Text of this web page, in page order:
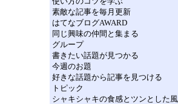
素敵な記事を毎月更新
はてなブログAWARD
同じ興味の仲間と集まる
グループ
書きたい話題が見つかる
今週のお題
好きな話題から記事を見つける
トピック
シャキシャキの食感とツンとした